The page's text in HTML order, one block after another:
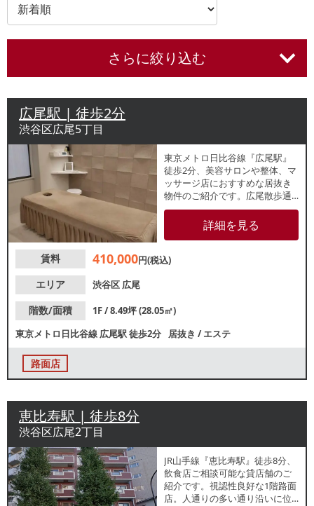
さらに絞り込む
広尾駅 | 徒歩2分
渋谷区広尾5丁目
東京メトロ日比谷線『広尾駅』
徒歩2分、美容サロンや整体、マ
ッサージ店におすすめな居抜き
物件のご紹介です。広尾散歩通
りからすぐの路面店。メイン通
りから一本入った落ち着いたエ
リアです。以前は整体院が営業
す。諸条件等、お気軽にお問合
詳細を見る
賃料 410,000円(税込)
エリア
渋谷区 広尾
階数/面積
1F / 8.49坪 (28.05㎡)
東京メトロ日比谷線 広尾駅徒歩2分 居抜き /エステ
路面店
恵比寿駅 | 徒歩8分
渋谷区広尾2丁目
JR山手線『恵比寿駅』徒歩8分、
飲食店ご相談可能な貸店舗のご
紹介です。視認性良好な1階路面
店。人通りの多い通り沿いに位